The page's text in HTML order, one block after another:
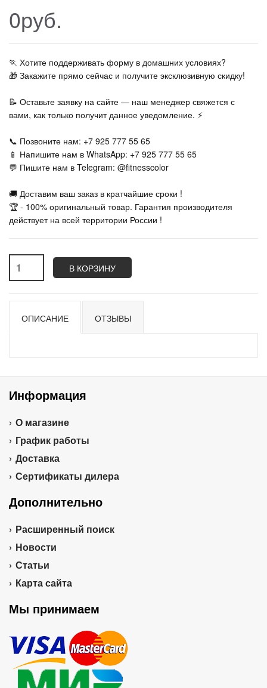
0руб.
🏃‍ Хотите поддерживать форму в домашних условиях?
🎁 Закажите прямо сейчас и получите эксклюзивную скидку!
📝 Оставьте заявку на сайте — наш менеджер свяжется с
вами, как только получит данное уведомление. ⚡
📞 Позвоните нам: +7 925 777 55 65
📱 Напишите нам в WhatsApp: +7 925 777 55 65
💬 Пишите нам в Telegram: @fitnesscolor
🚚 Доставим ваш заказ в кратчайшие сроки !
🏆 - 100% оригинальный товар. Гарантия производителя
действует на всей территории России !
В КОРЗИНУ
ОПИСАНИЕ ОТЗЫВЫ
Информация
О магазине
График работы
Доставка
Сертификаты дилера
Дополнительно
Расширенный поиск
Новости
Статьи
Карта сайта
Мы принимаем